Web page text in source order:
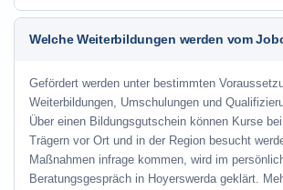
Welche Weiterbildungen werden vom
Gefördert werden unter bestimmten
Weiterbildungen, Umschulungen und
Über einen Bildungsgutschein können Kurse
Trägern vor Ort und in der Region besucht
Maßnahmen infrage kommen, wird im
Beratungsgespräch in Hoyerswerda geklärt.